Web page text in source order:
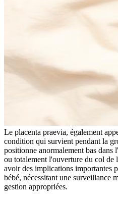
Le placenta praevia, également
condition qui survient pendant la
positionne anormalement bas dans
ou totalement l'ouverture du col de
avoir des implications importantes
bébé, nécessitant une surveillance
gestion appropriées.